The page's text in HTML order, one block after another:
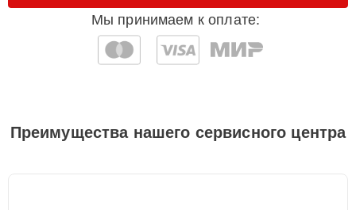
Мы принимаем к оплате:
Преимущества нашего сервисного центра